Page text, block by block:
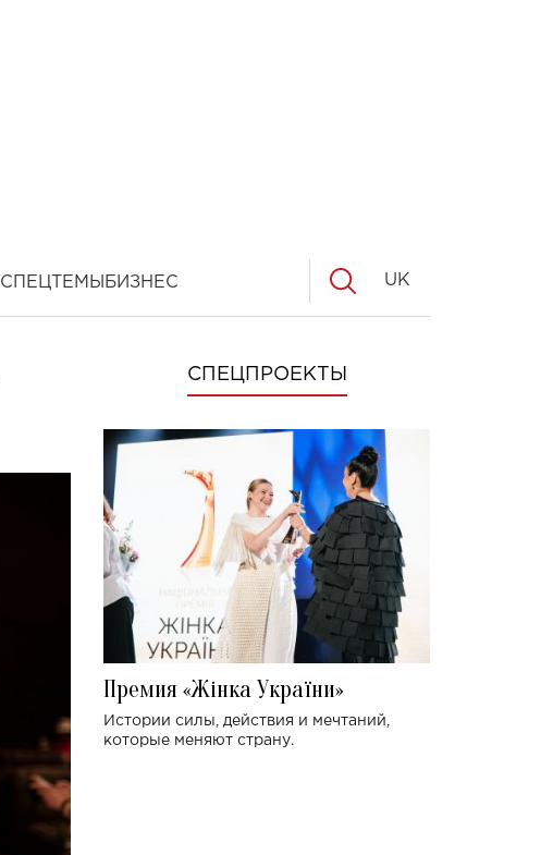
СПЕЦТЕМЫ БИЗНЕС UK
СПЕЦПРОЕКТЫ
Премия «Жінка України»
Истории силы, действия и мечтаний,
которые меняют страну.